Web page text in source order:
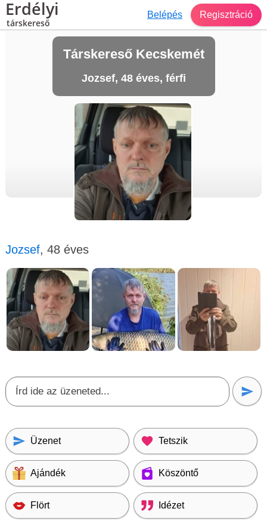
Erdélyi
társkereső
Belépés Regisztráció
Társkereső Kecskemét
Jozsef, 48 éves, férfi
Jozsef, 48 éves
Üzenet Tetszik
Ajándék Köszöntő
Flört Idézet